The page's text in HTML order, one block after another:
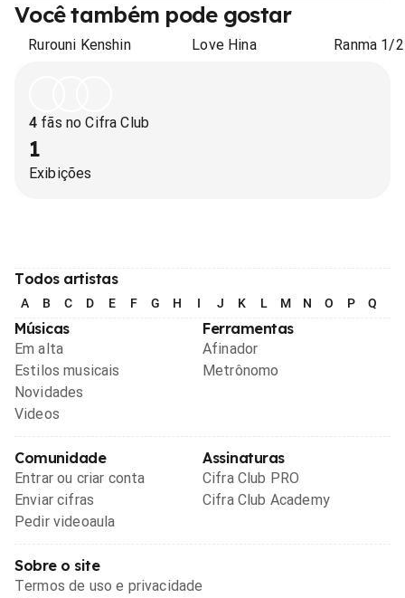
Você também pode gostar
Rurouni Kenshin Love Hina Ranma 1/2
4 fãs no Cifra Club
1
Exibições
Todos artistas
A B C D E F G H I J K L M N O P Q
Músicas
Em alta
Estilos musicais
Novidades
Videos
Ferramentas
Afinador
Metrônomo
Comunidade
Entrar ou criar conta
Enviar cifras
Pedir videoaula
Assinaturas
Cifra Club PRO
Cifra Club Academy
Sobre o site
Termos de uso e privacidade